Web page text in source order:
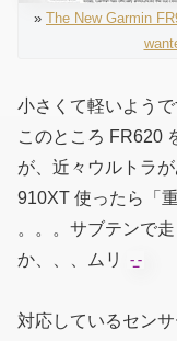
» The New Garmin
小さくて軽いよう
このところ FR620
が、近々ウルトラ
910XT 使ったら「
。。。サブテンで
か、、、ムリ
対応しているセン